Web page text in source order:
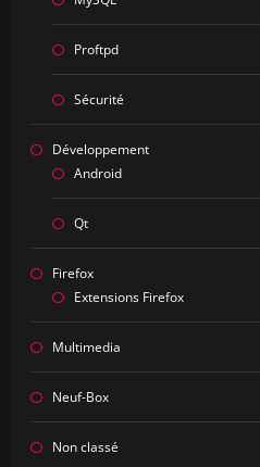
Proftpd
Sécurité
Développement
Android
Qt
Firefox
Extensions Firefox
Multimedia
Neuf-Box
Non classé